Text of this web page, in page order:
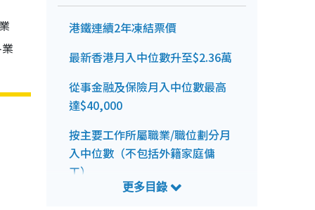
港鐵連續2年凍結票價
最新香港月入中位數升至$2.36萬
從事金融及保險月入中位數最高
達$40,000
按主要工作所屬職業/職位劃分月
入中位數（不包括外籍家庭傭
工）